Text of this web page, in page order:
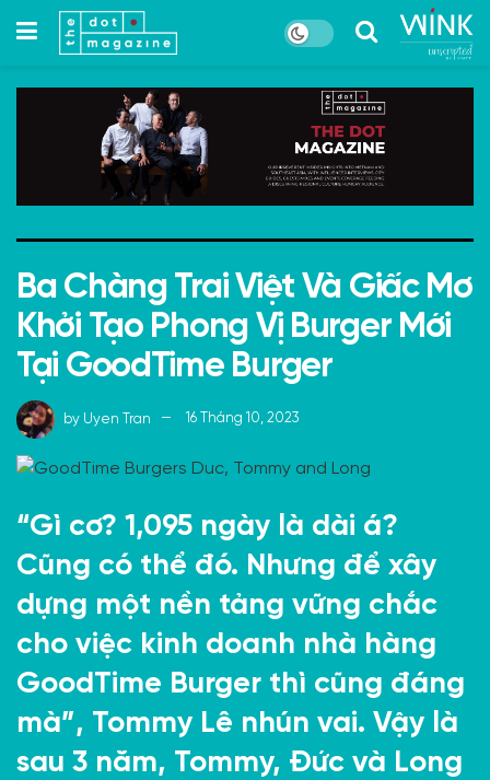
Ba Chàng Trai Việt Và Giấc Mơ
Khởi Tạo Phong Vị Burger Mới
Tại GoodTime Burger
by Uyen Tran 16 Tháng 10, 2023
“Gì cơ? 1,095 ngày là dài á?
Cũng có thể đó. Nhưng để xây
dựng một nền tảng vững chắc
cho việc kinh doanh nhà hàng
GoodTime Burger thì cũng đáng
mà”, Tommy Lê nhún vai. Vậy là
sau 3 năm, Tommy, Đức và Long